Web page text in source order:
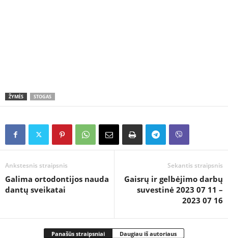
ŽYMĖS STOGAS
Ankstesnis straipsnis
Galima ortodontijos nauda
dantų sveikatai
Sekantis straipsnis
Gaisrų ir gelbėjimo darbų
suvestinė 2023 07 11 –
2023 07 16
Panašūs straipsniai Daugiau iš autoriaus